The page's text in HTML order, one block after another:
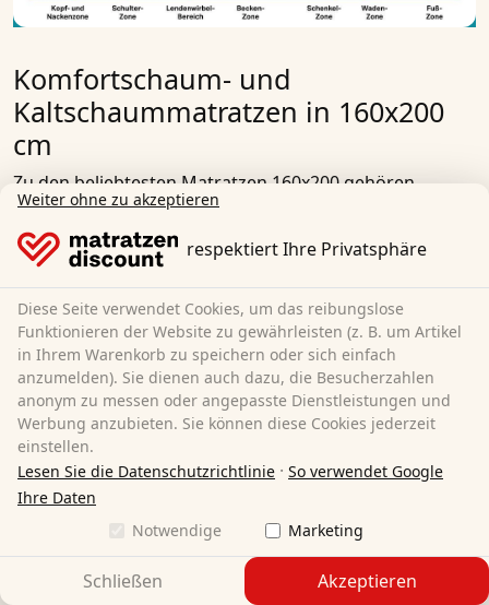
Komfortschaum- und
Kaltschaummatratzen in 160x200
cm
Zu den beliebtesten Matratzen 160x200 gehören
Modelle ausKomfortschaum
Materialien bieten eine ausgezeichnete Kombination
aus Körperanpassung und Druckentlastung bei einem
fairen Preis-Leistungs-Verhältnis.
Komforteigenschaften von
Schaumstoffmatratzen
Hochwertige Matratzen verfügen oft über eine
ergonomische 7-Zonen-Unterstützung. Diese
Zonierung entlastet gezielt Körperbereiche wie Kopf,
Schultern, Rücken und Hüfte. Besonders Menschen mit
Schlafproblemen profitieren von dieser Technologie, da
sie Druckpunkte reduziert und die Wirbelsäule in ihrer
natürlichen Ausrichtung stützt.
Weiter ohne zu akzeptieren
respektiert Ihre Privatsphäre
Diese Seite verwendet Cookies, um das reibungslose
Funktionieren der Website zu gewährleisten (z. B. um Artikel
in Ihrem Warenkorb zu speichern oder sich einfach
anzumelden). Sie dienen auch dazu, die Besucherzahlen
anonym zu messen oder angepasste Dienstleistungen und
Werbung anzubieten. Sie können diese Cookies jederzeit
einstellen.
Lesen Sie die Datenschutzrichtlinie · So verwendet Google
Ihre Daten
Notwendige
Marketing
Schließen Akzeptieren